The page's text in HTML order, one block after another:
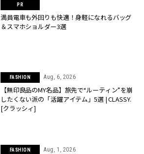
満員電車も外回りも快適！身軽になれるバッグ
＆スマホショルダー3選
FASHION Aug, 6, 2026
【無印良品のMY名品】旅先で“ルーティン”を崩
したくない派の「活躍アイテム」5選 | CLASSY.
[クラッシィ]
FASHION Aug, 1, 2026